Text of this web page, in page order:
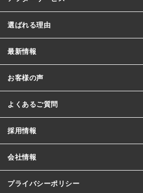
選ばれる理由
最新情報
お客様の声
よくあるご質問
採用情報
会社情報
プライバシーポリシー